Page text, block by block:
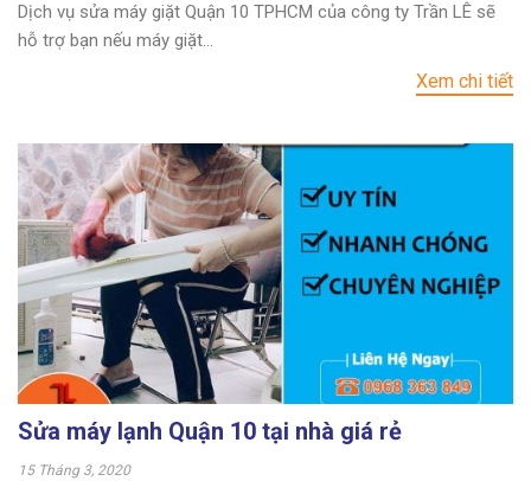
Dịch vụ sửa máy giặt Quận 10 TPHCM của công ty Trần LÊ sẽ
hỗ trợ bạn nếu máy giặt...
Xem chi tiết
Sửa máy lạnh Quận 10 tại nhà giá rẻ
15 Tháng 3, 2020